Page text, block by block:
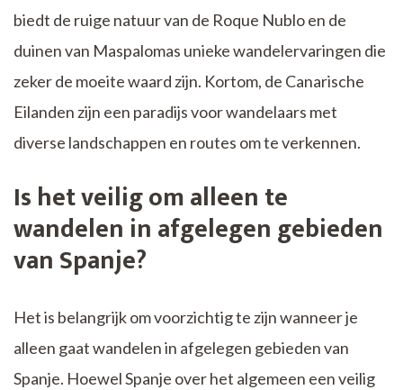
biedt de ruige natuur van de Roque Nublo en de
duinen van Maspalomas unieke wandelervaringen die
zeker de moeite waard zijn. Kortom, de Canarische
Eilanden zijn een paradijs voor wandelaars met
diverse landschappen en routes om te verkennen.
Is het veilig om alleen te
wandelen in afgelegen gebieden
van Spanje?
Het is belangrijk om voorzichtig te zijn wanneer je
alleen gaat wandelen in afgelegen gebieden van
Spanje. Hoewel Spanje over het algemeen een veilig